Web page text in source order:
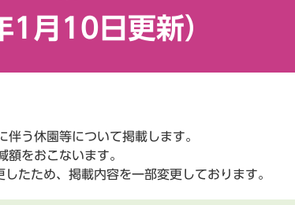
1月10日更新）
う休園等について掲載します。
をおこないます。
たため、掲載内容を一部変更しております。